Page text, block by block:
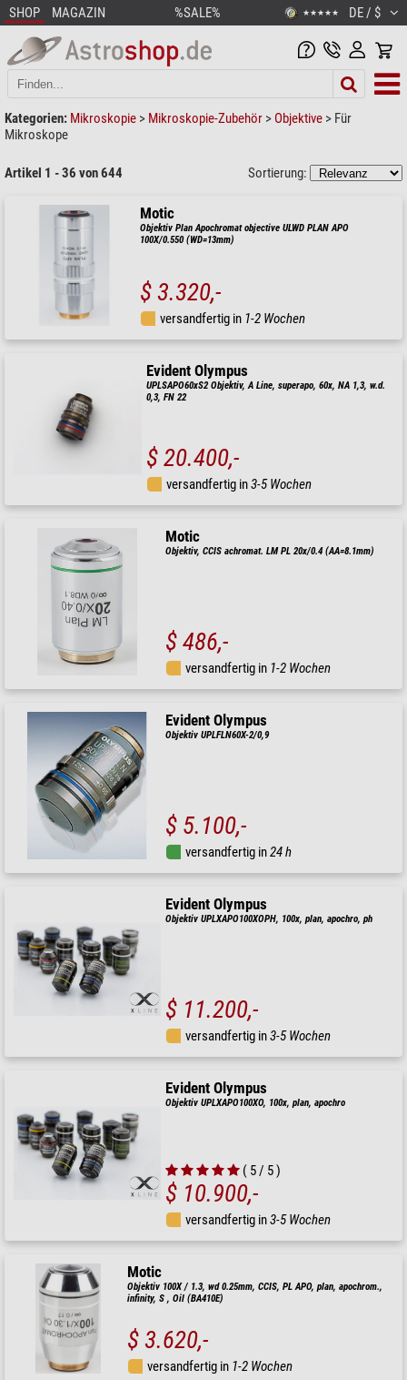
SHOP MAGAZIN %SALE% ★★★★★ DE / $
Kategorien: Mikroskopie > Mikroskopie-Zubehör > Objektive > Für
Mikroskope
Artikel 1 - 36 von 644 Sortierung:
Motic
Objektiv Plan Apochromat objective ULWD PLAN APO
100X/0.550 (WD=13mm)
$ 3.320,-
versandfertig in 1-2 Wochen
Evident Olympus
UPLSAPO60xS2 Objektiv, A Line, superapo, 60x, NA 1,3, w.d.
0,3, FN 22
$ 20.400,-
versandfertig in3-5 Wochen
Motic
Objektiv, CCIS achromat. LM PL 20x/0.4 (AA=8.1mm)
$ 486,-
versandfertig in 1-2 Wochen
Evident Olympus
Objektiv UPLFLN60X-2/0,9
$ 5.100,-
versandfertig in24 h
Evident Olympus
Objektiv UPLXAPO100XOPH, 100x, plan, apochro, ph
$ 11.200,-
versandfertig in3-5 Wochen
Evident Olympus
Objektiv UPLXAPO100XO, 100x, plan, apochro
( 5 / 5 )
$ 10.900,-
versandfertig in3-5 Wochen
Motic
Objektiv 100X / 1.3, wd 0.25mm, CCIS, PL APO, plan, apochrom.,
infinity, S , Oil (BA410E)
$ 3.620,-
versandfertig in 1-2 Wochen